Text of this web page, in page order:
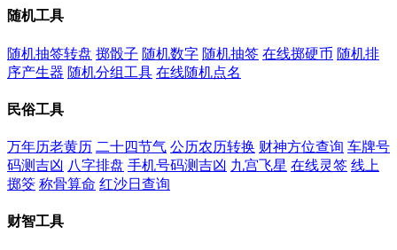
随机工具
随机抽签转盘 掷骰子 随机数字 随机抽签 在线掷硬币 随机排
序产生器 随机分组工具 在线随机点名
民俗工具
万年历老黄历 二十四节气 公历农历转换 财神方位查询 车牌号
码测吉凶 八字排盘 手机号码测吉凶 九宫飞星 在线灵签 线上
掷筊 称骨算命 红沙日查询
财智工具